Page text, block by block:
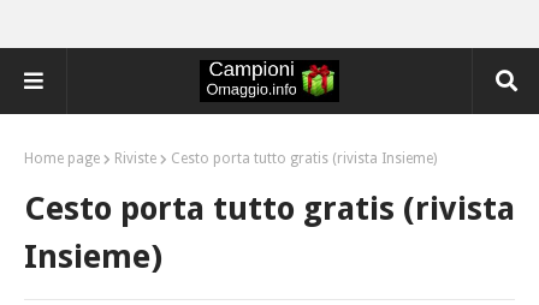
Home page Riviste Cesto porta tutto gratis (rivista Insieme)
Cesto porta tutto gratis (rivista
Insieme)